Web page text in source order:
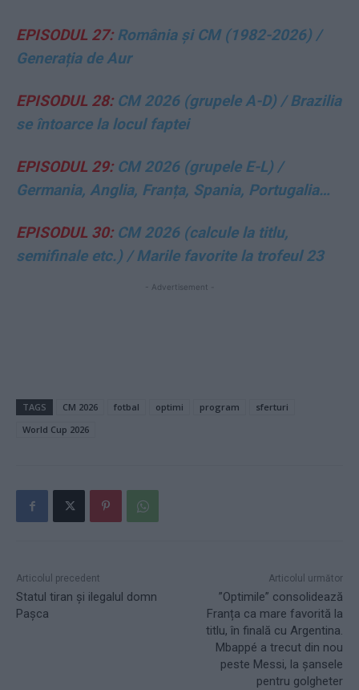
EPISODUL 27:România și CM (1982-2026) /
Generația de Aur
EPISODUL 28:CM 2026 (grupele A-D) / Brazilia
se întoarce la locul faptei
EPISODUL 29:CM 2026 (grupele E-L) /
Germania, Anglia, Franța, Spania, Portugalia…
EPISODUL 30:CM 2026 (calcule la titlu,
semifinale etc.) / Marile favorite la trofeul 23
- Advertisement -
TAGS CM 2026 fotbal optimi program
sferturi
World Cup 2026
Articolul precedent
Statul tiran și ilegalul domn
Pașca
Articolul următor
”Optimile” consolidează
Franța ca mare favorită la
titlu, în finală cu Argentina.
Mbappé a trecut din nou
peste Messi, la șansele
pentru golgheter